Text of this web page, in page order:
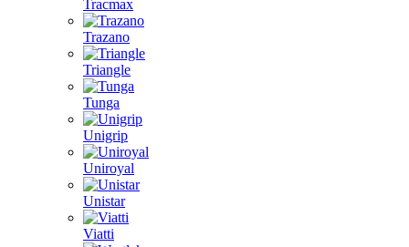
Tracmax
Trazano
Triangle
Tunga
Unigrip
Uniroyal
Unistar
Viatti